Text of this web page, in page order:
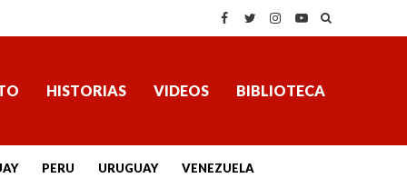
HISTORIAS VIDEOS BIBLIOTECA
PERU URUGUAY VENEZUELA